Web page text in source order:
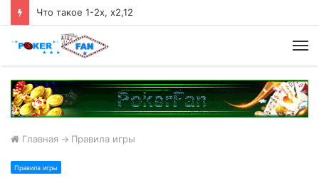
Что такое 1-2х, х2,12
Главная -> Правила игры
Правила игры